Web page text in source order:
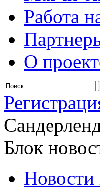
Работа
О
Блок
Новости